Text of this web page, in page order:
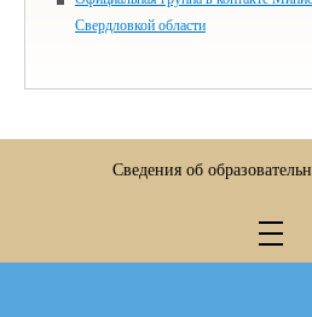
Свердловкой области
Сведения об